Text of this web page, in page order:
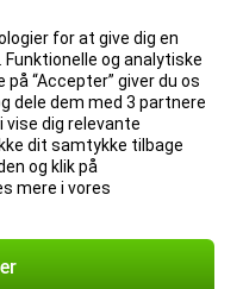
for at give dig en
Funktionelle og analytiske
“Accepter” giver du os
dele dem med 3 partnere
dig relevante
dit samtykke tilbage
og klik på
mere i vores